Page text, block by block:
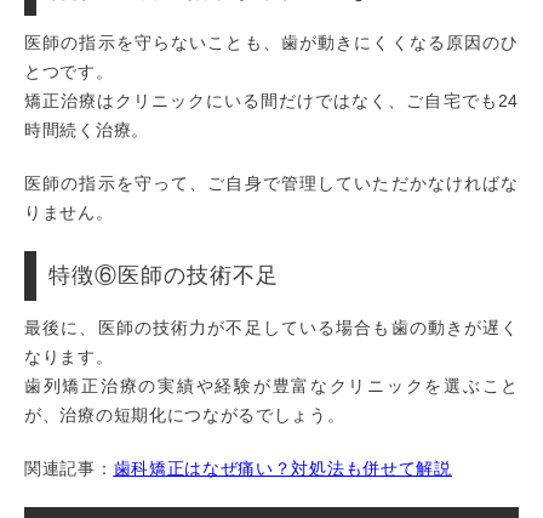
医師の指示を守らないことも、歯が動きにくくなる原因のひ
とつです。
矯正治療はクリニックにいる間だけではなく、ご自宅でも24
時間続く治療。
医師の指示を守って、ご自身で管理していただかなければな
りません。
特徴⑥医師の技術不足
最後に、医師の技術力が不足している場合も歯の動きが遅く
なります。
歯列矯正治療の実績や経験が豊富なクリニックを選ぶこと
が、治療の短期化につながるでしょう。
関連記事： 歯科矯正はなぜ痛い？対処法も併せて解説